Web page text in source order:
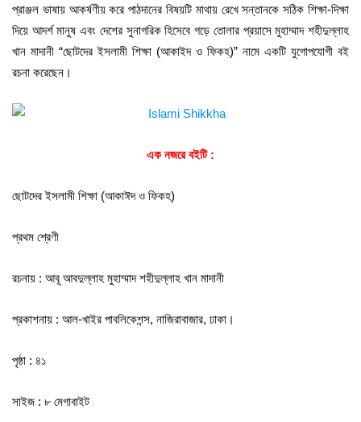
প্রাঞ্জল ভাষায় আকর্ষণীয় করে পাঠদানের বিষয়টি মাথায় রেখে সন্তানকে সঠিক শিক্ষা-দিক্ষা
দিয়ে আদর্শ মানুষ এবং দেশের সুনাগরিক হিসেবে গড়ে তোলার প্রয়াসে মুহাম্মাদ শহীদুল্লাহ
খান মাদানী “ছোটদের ইসলামী শিক্ষা (আকাইদ ও ফিকহ)” নামে একটি যুগোপযোগী বই
রচনা করেছেন।
এক নজরে বইটি :
ছোটদের ইসলামী শিক্ষা (আকাঈদ ও ফিকহ)
প্রথম শ্রেণী
রচনায় : আবূ আবদুল্লাহ মুহাম্মাদ শহীদুল্লাহ খান মাদানী
প্রকাশনায় : আল-খাইর পাবলিকেশন্স, নাজিরাবাজার, ঢাকা।
পৃষ্ঠা : ৪১
সাইজ : ৮ মেগাবাইট